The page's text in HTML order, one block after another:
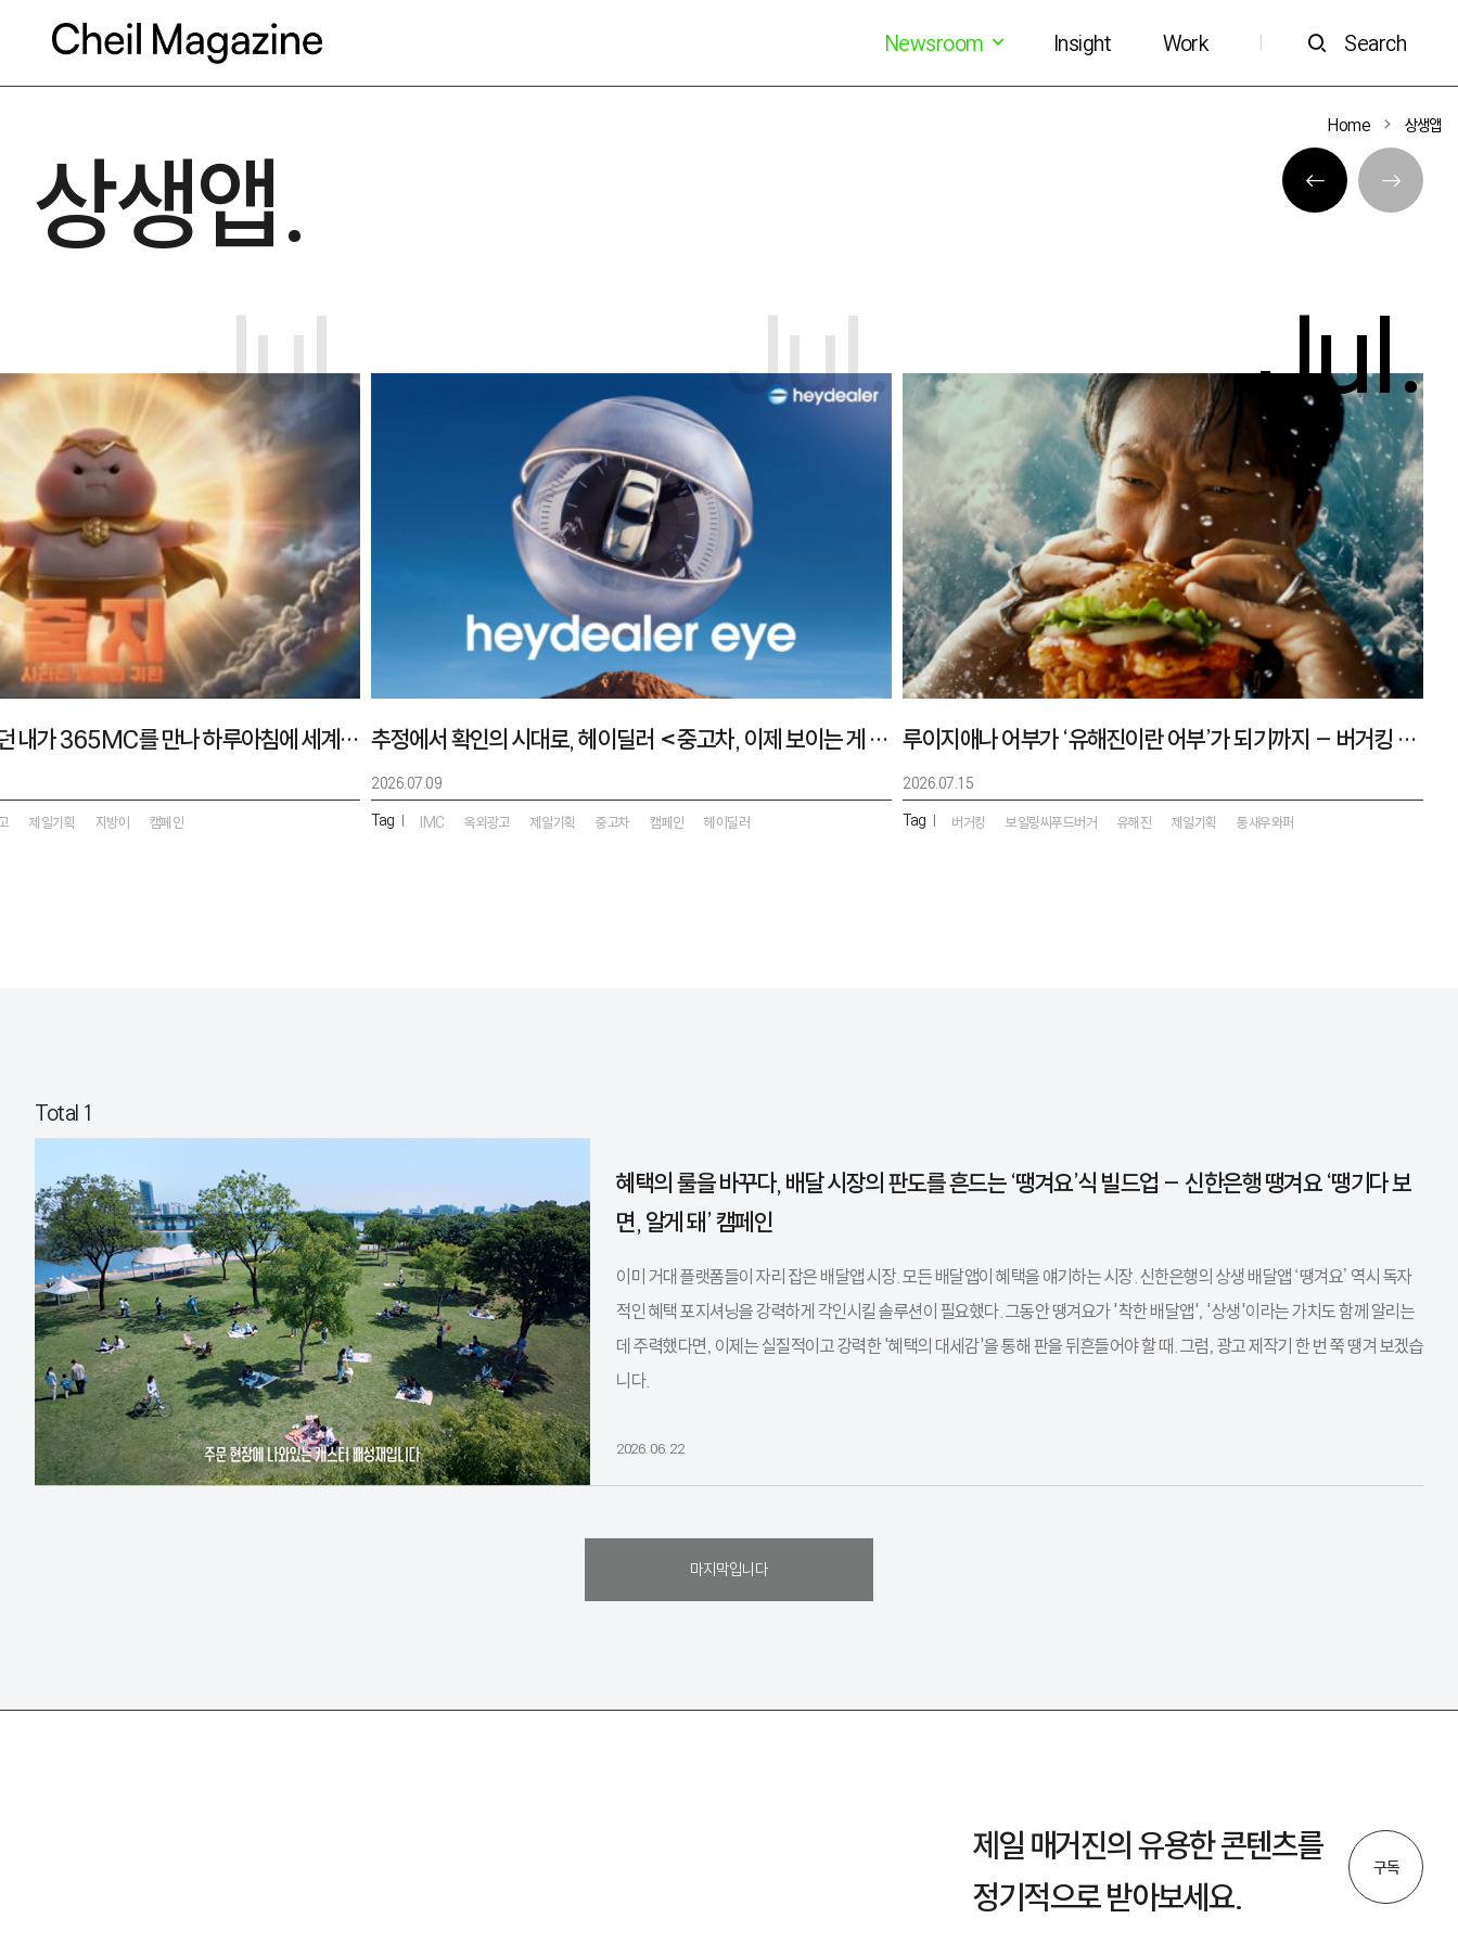
Newsroom Insight Work Search
Home 상생앱
상생앱.
Jul.
루이지애나 어부가 ‘유해진이란 어부’가 되기까지 – 버거킹 보일링씨푸드버거 캠페인
2026.07.15
Tag | 버거킹 보일링씨푸드버거 유해진 제일기획 통새우와퍼
Jul.
추정에서 확인의 시대로, 헤이딜러 <중고차, 이제 보이는 게 다야>
2026.07.09
Tag | IMC 옥외광고 제일기획 중고차 캠페인 헤이딜러
Jul.
지방이라고 무시받던 내가 365MC를 만나 하루아침에 세계를 구할 영웅이 되어버린 건에 대하여
제일기획 지방이 캠페인
Total 1
혜택의 룰을 바꾸다, 배달 시장의 판도를 흔드는 ‘땡겨요’식 빌드업 – 신한은행 땡겨요 ‘땡기다 보
면, 알게 돼’ 캠페인
이미 거대 플랫폼들이 자리 잡은 배달앱 시장. 모든 배달앱이 혜택을 얘기하는 시장. 신한은행의 상생 배달앱 ‘땡겨요’ 역시 독자
적인 혜택 포지셔닝을 강력하게 각인시킬 솔루션이 필요했다. 그동안 땡겨요가 '착한 배달앱', '상생'이라는 가치도 함께 알리는
데 주력했다면, 이제는 실질적이고 강력한 '혜택의 대세감'을 통해 판을 뒤흔들어야 할 때. 그럼, 광고 제작기 한 번 쭉 땡겨 보겠습
니다.
2026. 06. 22
마지막입니다
제일 매거진의 유용한 콘텐츠를
정기적으로 받아보세요.
구독